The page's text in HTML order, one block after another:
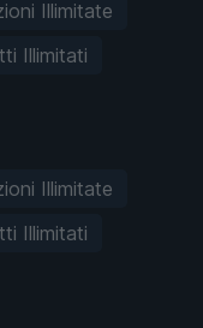
Illimitate
Illimitati
Illimitate
Illimitati